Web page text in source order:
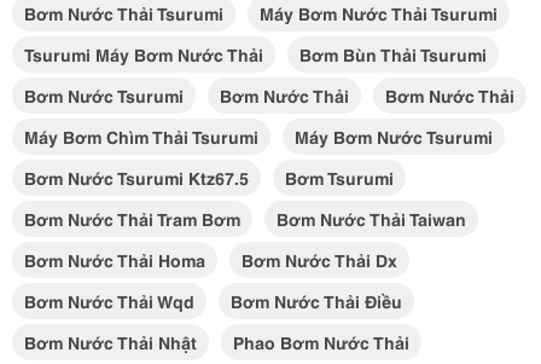
Bơm Nước Thải Tsurumi
Máy Bơm Nước Thải Tsurumi
Tsurumi Máy Bơm Nước Thải
Bơm Bùn Thải Tsurumi
Bơm Nước Tsurumi
Bơm Nước Thải
Bơm Nước Thải
Máy Bơm Chìm Thải Tsurumi
Máy Bơm Nước Tsurumi
Bơm Nước Tsurumi Ktz67.5
Bơm Tsurumi
Bơm Nước Thải Tram Bơm
Bơm Nước Thải Taiwan
Bơm Nước Thải Homa
Bơm Nước Thải Dx
Bơm Nước Thải Wqd
Bơm Nước Thải Điều
Bơm Nước Thải Nhật
Phao Bơm Nước Thải